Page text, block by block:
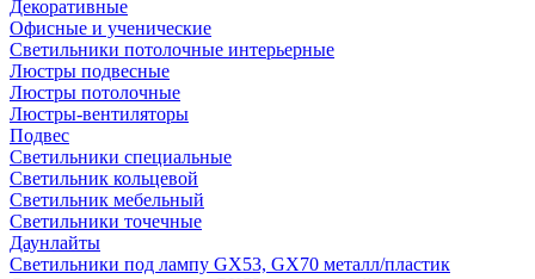
Декоративные
Офисные и ученические
Светильники потолочные интерьерные
Люстры подвесные
Люстры потолочные
Люстры-вентиляторы
Подвес
Светильники специальные
Светильник кольцевой
Светильник мебельный
Светильники точечные
Даунлайты
Светильники под лампу GX53, GX70 металл/пластик